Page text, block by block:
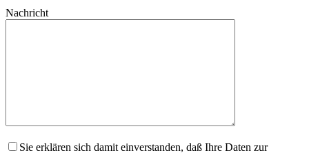
Nachricht
Sie erklären sich damit einverstanden, daß Ihre Daten zur